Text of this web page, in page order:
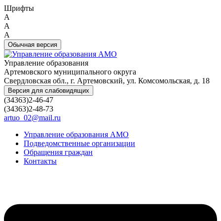
Шрифты
A
A
A
Обычная версия
Управление образования
Артемовского муниципального округа
Свердловская обл., г. Артемовский, ул. Комсомольская, д. 18
Версия для слабовидящих
(34363)2-46-47
(34363)2-48-73
artuo_02@mail.ru
Управление образования АМО
Подведомственные организации
Обращения граждан
Контакты